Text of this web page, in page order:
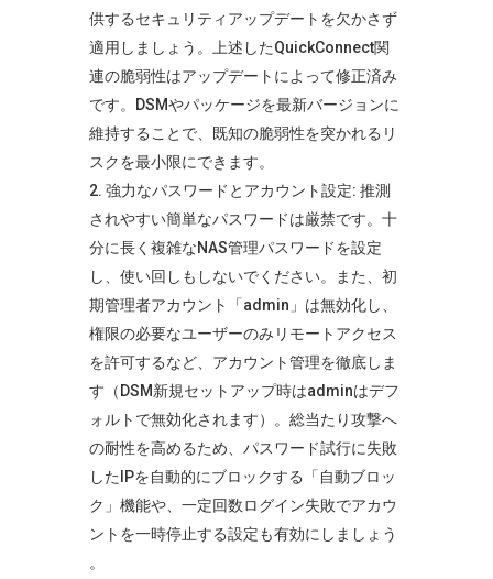
供するセキュリティアップデートを欠かさず
適用しましょう。上述したQuickConnect関
連の脆弱性はアップデートによって修正済み
です。DSMやパッケージを最新バージョンに
維持することで、既知の脆弱性を突かれるリ
スクを最小限にできます。​
強力なパスワードとアカウント設定: 推測
されやすい簡単なパスワードは厳禁です。十
分に長く複雑なNAS管理パスワードを設定
し、使い回しもしないでください。また、初
期管理者アカウント「admin」は無効化し、
権限の必要なユーザーのみリモートアクセス
を許可するなど、アカウント管理を徹底しま
す（DSM新規セットアップ時はadminはデフ
ォルトで無効化されます）。総当たり攻撃へ
の耐性を高めるため、パスワード試行に失敗
したIPを自動的にブロックする「自動ブロッ
ク」機能や、一定回数ログイン失敗でアカウ
ントを一時停止する設定も有効にしましょう​
。